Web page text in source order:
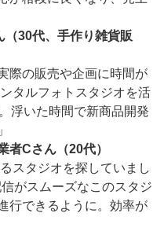
30代、手作り雑貨販
際の販売や企画に時間が
タルフォトスタジオを活
浮いた時間で新商品開発
者Cさん（20代）
スタジオを探していまし
がスムーズなこのスタジ
行できるように。効率が